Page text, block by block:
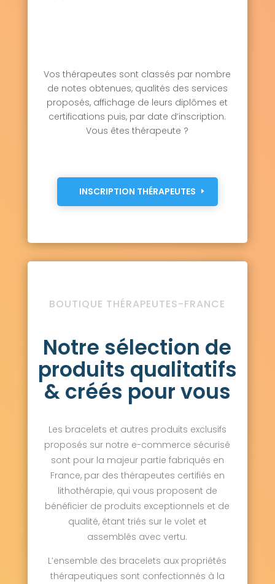
Vos thérapeutes sont classés par nombre
de notes obtenues, qualités des services
proposés, affichage de leurs diplômes et
certifications puis, par date d’inscription.
Vous êtes thérapeute ?
INSCRIPTION THÉRAPEUTES
BOUTIQUE THÉRAPEUTES-FRANCE
Notre sélection de
produits qualitatifs
& créés pour vous
Les bracelets et autres produits exclusifs
proposés sur notre e-commerce sécurisé
sont pour la majeur partie fabriqués en
France, par des thérapeutes certifiés en
lithothérapie, qui vous proposent de
bénéficier de produits exceptionnels et de
qualité, étant triés sur le volet et
assemblés avec vertu.
L’ensemble des bracelets aux propriétés
thérapeutiques sont confectionnés à la